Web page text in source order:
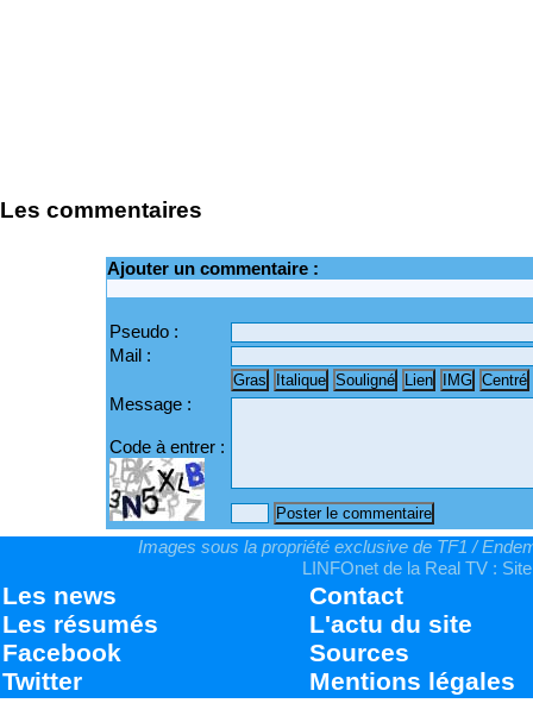
Les commentaires
Ajouter un commentaire :
Pseudo :
Mail :
Message :
Code à entrer :
Images sous la propriété exclusive de TF1 /
LINFOnet de la Real TV :
Les news
Les résumés
Facebook
Twitter
Contact
L'actu du site
Sources
Mentions légales